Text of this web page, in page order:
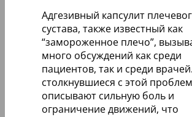
Адгезивный капсулит
сустава, также известный как
“замороженное плечо”,
много обсуждений как среди
пациентов, так и среди
столкнувшиеся с этой
описывают сильную боль и
ограничение движений, что